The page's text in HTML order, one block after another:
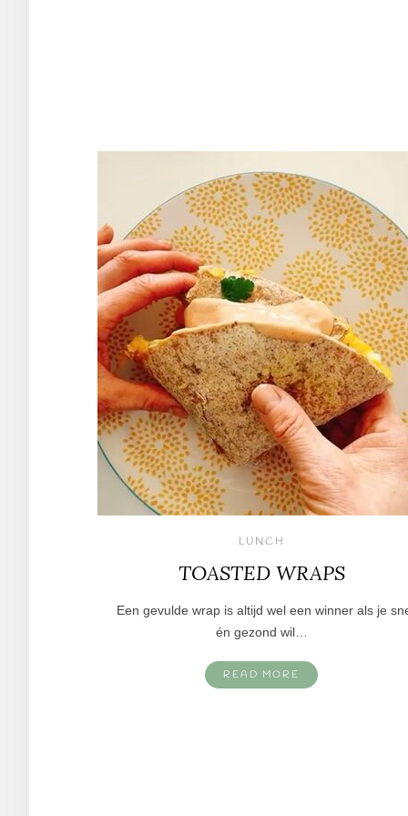
LUNCH
TOASTED WRAPS
Een gevulde wrap is altijd wel een winner als je
én gezond wil…
READ MORE